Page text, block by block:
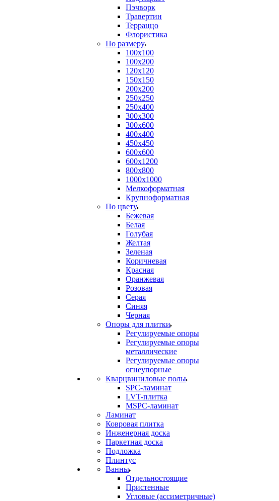
Пэчворк
Травертин
Терраццо
Флористика
По размеру
100х100
100х200
120х120
150х150
200х200
250х250
250х400
300х300
300х600
400х400
450х450
600х600
600х1200
800х800
1000х1000
Мелкоформатная
Крупноформатная
По цвету
Бежевая
Белая
Голубая
Желтая
Зеленая
Коричневая
Красная
Оранжевая
Розовая
Серая
Синяя
Черная
Опоры для плитки
Регулируемые опоры
Регулируемые опоры
металлические
Регулируемые опоры
огнеупорные
Кварцвиниловые полы
SPC-ламинат
LVT-плитка
MSPC-ламинат
Ламинат
Ковровая плитка
Инженерная доска
Паркетная доска
Подложка
Плинтус
Ванны
Отдельностоящие
Пристенные
Угловые (ассиметричные)